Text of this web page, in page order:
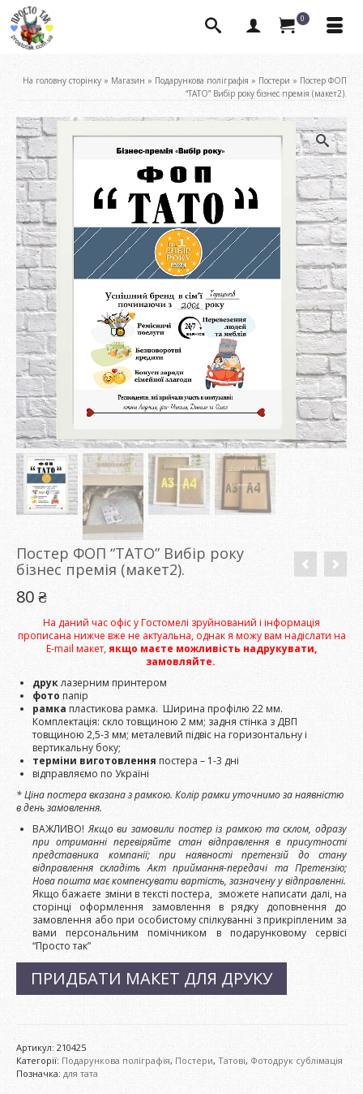
0
На головну сторінку » Магазин » Подарункова поліграфія » Постери » Постер ФОП
“ТАТО” Вибір року бізнес премія (макет2).
Постер ФОП “ТАТО” Вибір року
бізнес премія (макет2).
80₴
На даний час офіс у Гостомелі зруйнований і інформація
прописана нижче вже не актуальна, однак я можу вам надіслати на
E-mail макет,якщо маєте можливість надрукувати,
замовляйте.
друклазерним принтером
фото папір
рамка пластикова рамка. Ширина профілю 22 мм.
Комплектація: скло товщиною 2 мм; задня стінка з ДВП
товщиною 2,5-3 мм; металевий підвіс на горизонтальну і
вертикальну боку;
терміни виготовлення постера – 1-3 дні
відправляємо по Україні
* Ціна постера вказана з рамкою. Колір рамки уточнимо за наявністю
в день замовлення.
ВАЖЛИВО! Якщо ви замовили постер із рамкою та склом, одразу
при отриманні перевіряйте стан відправлення в присутності
представника компанії; при наявності претензій до стану
відправлення складіть Акт приймання-передачі та Претензію;
Нова пошта має компенсувати вартість, зазначену у відправленні.
Якщо бажаєте зміни в тексті постера, зможете написати далі, на
сторінці оформлення замовлення в рядку доповнення до
замовлення або при особистому спілкуванні з прикріпленим за
вами персональним помічником в подарунковому сервісі
“Просто так”
ПРИДБАТИ МАКЕТ ДЛЯ ДРУКУ
Артикул: 210425
Категорії: Подарункова поліграфія, Постери, Татові, Фотодрук сублімація
Позначка: для тата